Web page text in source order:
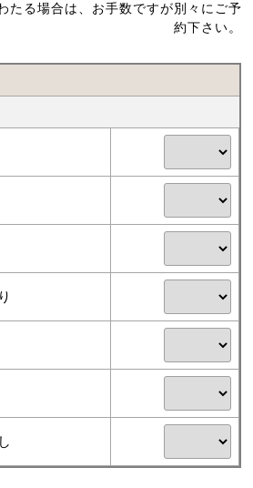
たる場合は、お手数ですが別々にご予
約下さい。